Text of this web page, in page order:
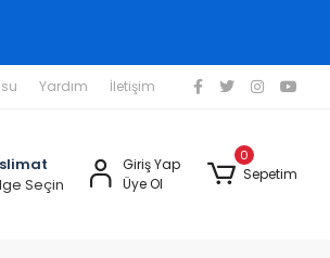
Yardım İletişim
Seçin
Giriş Yap
Üye Ol
0
Sepetim